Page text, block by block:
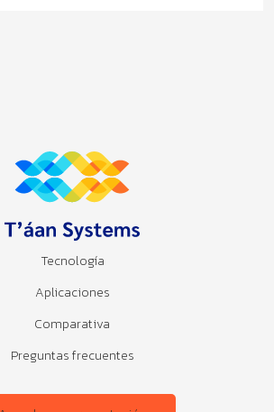
Tecnología
Aplicaciones
Comparativa
Preguntas frecuentes